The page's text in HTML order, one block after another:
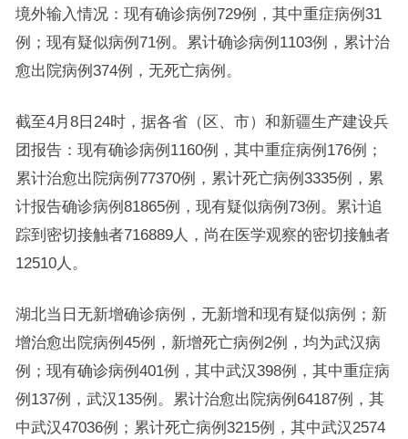
境外输入情况：现有确诊病例729例，其中重症病例31
例；现有疑似病例71例。累计确诊病例1103例，累计治
愈出院病例374例，无死亡病例。
截至4月8日24时，据各省（区、市）和新疆生产建设兵
团报告：现有确诊病例1160例，其中重症病例176例；
累计治愈出院病例77370例，累计死亡病例3335例，累
计报告确诊病例81865例，现有疑似病例73例。累计追
踪到密切接触者716889人，尚在医学观察的密切接触者
12510人。
湖北当日无新增确诊病例，无新增和现有疑似病例；新
增治愈出院病例45例，新增死亡病例2例，均为武汉病
例；现有确诊病例401例，其中武汉398例，其中重症病
例137例，武汉135例。累计治愈出院病例64187例，其
中武汉47036例；累计死亡病例3215例，其中武汉2574